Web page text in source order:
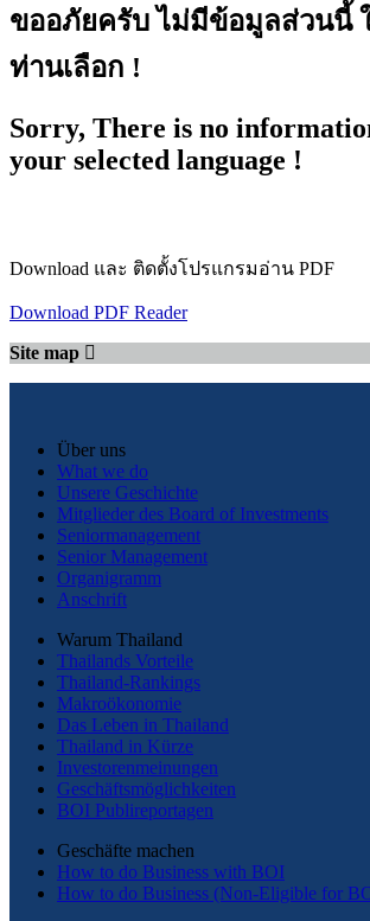
ขออภัยครับ ไม่มีข้อมูลส่วนนี้
ท่านเลือก !
Sorry, There is no
your selected language !
Download และ ติดตั้งโปรแกรมอ่าน PDF
Download PDF Reader
Site map
Über uns
What we do
Unsere Geschichte
Mitglieder des Board of Investments
Seniormanagement
Senior Management
Organigramm
Anschrift
Warum Thailand
Thailands Vorteile
Thailand-Rankings
Makroökonomie
Das Leben in Thailand
Thailand in Kürze
Investorenmeinungen
Geschäftsmöglichkeiten
BOI Publireportagen
Geschäfte machen
How to do Business with BOI
How to do Business (Non-Eligible for